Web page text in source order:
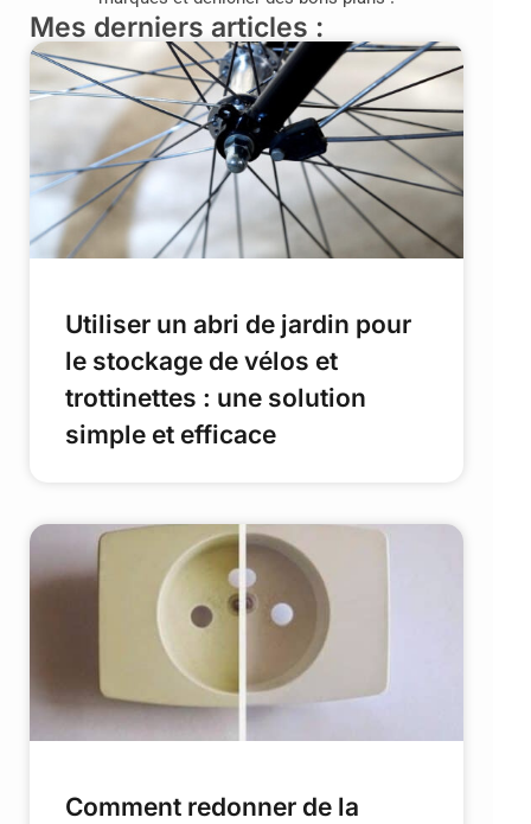
Mes derniers articles :
Utiliser un abri de jardin pour
le stockage de vélos et
trottinettes : une solution
simple et efficace
Comment redonner de la